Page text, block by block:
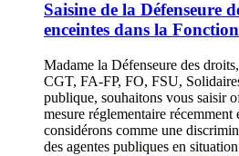
Saisine de la Défenseure
enceintes dans la
Madame la Défenseure des
CGT, FA-FP, FO, FSU,
publique, souhaitons vous saisir
mesure réglementaire
considérons comme une
des agentes publiques en